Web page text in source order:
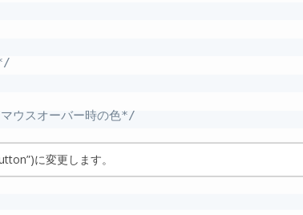
ウスオーバー時の色*/
に変更します。